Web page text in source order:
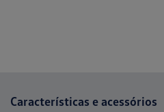
Características e acessórios